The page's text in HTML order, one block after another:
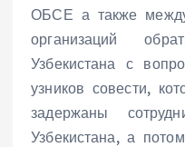
ОБСЕ а также
организаций
Узбекистана с
узников совести,
задержаны
Узбекистана, а